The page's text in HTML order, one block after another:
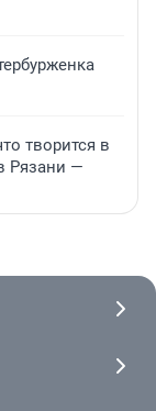
творится в
Рязани —